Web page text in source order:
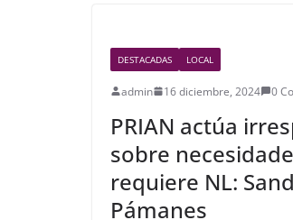
o
k
DESTACADAS LOCAL
admin 16 diciembre, 2024 0
PRIAN actúa
sobre
requiere NL:
Pámanes